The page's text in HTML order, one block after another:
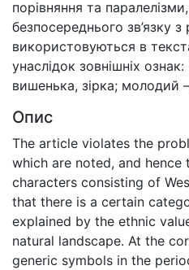
порівняння та
безпосереднього зв’язку з
використовуються в
унаслідок зовнішніх
вишенька, зірка; молодий
Опис
The article violates the
which are noted, and hence
characters consisting of
that there is a certain
explained by the ethnic
natural landscape. At the
generic symbols in the